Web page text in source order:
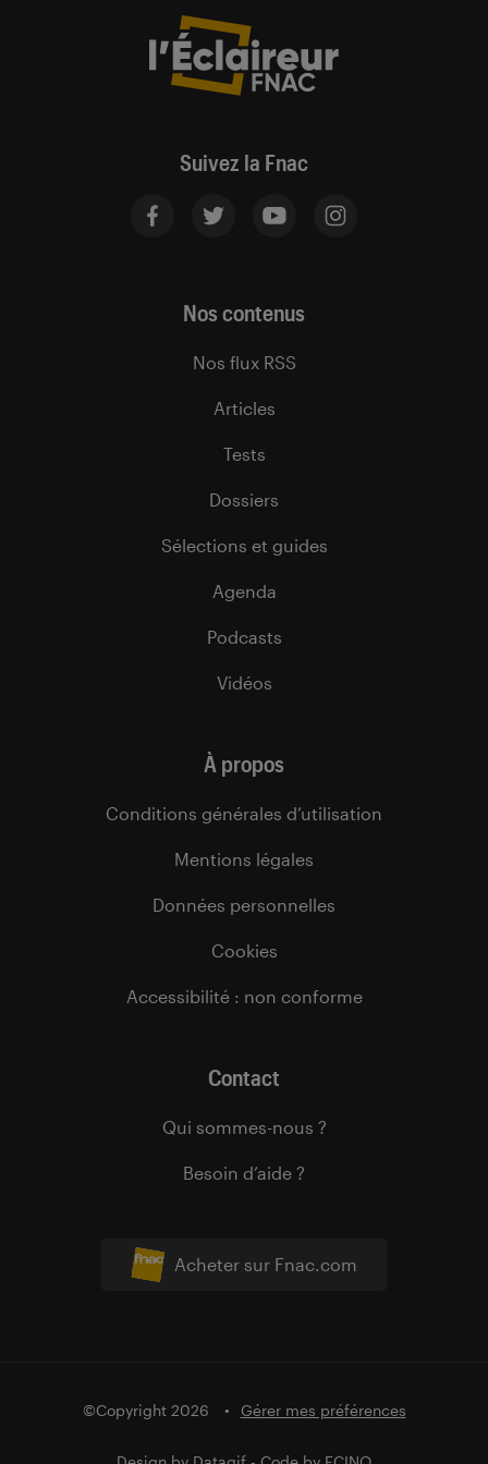
Suivez la Fnac
Acheter sur Fnac.com
Nos contenus
Nos flux RSS
Articles
Tests
Dossiers
Sélections et guides
Agenda
Podcasts
Vidéos
À propos
Conditions générales d’utilisation
Mentions légales
Données personnelles
Cookies
Accessibilité : non conforme
Contact
Qui sommes-nous ?
Besoin d’aide ?
©Copyright 2026 Gérer mes préférences